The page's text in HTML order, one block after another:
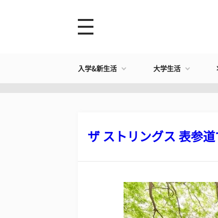
入学&新生活 大学生活
ザ ストリングス 表参